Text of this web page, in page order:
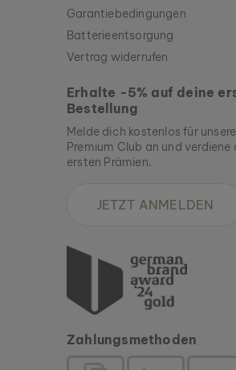
Garantiebedingungen
Batterieentsorgung
Vertrag widerrufen
Erhalte -5% auf deine
Bestellung
Melde dich kostenlos für
Premium Club an und verdiene
ersten Prämien.
JETZT ANMELDEN
Zahlungsmethoden